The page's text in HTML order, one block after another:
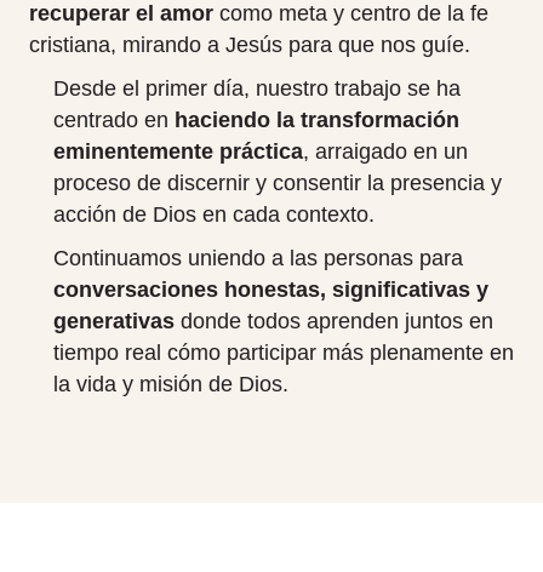
recuperar el amor como meta y centro de la fe
cristiana, mirando a Jesús para que nos guíe.
Desde el primer día, nuestro trabajo se ha
centrado en haciendo la transformación
eminentemente práctica, arraigado en un
proceso de discernir y consentir la presencia y
acción de Dios en cada contexto.
Continuamos uniendo a las personas para
conversaciones honestas, significativas y
generativas donde todos aprenden juntos en
tiempo real cómo participar más plenamente en
la vida y misión de Dios.